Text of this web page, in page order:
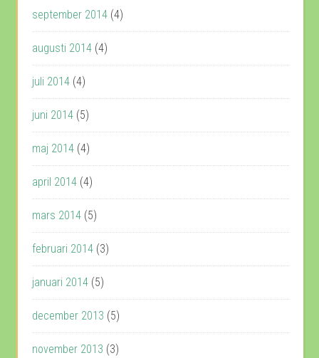
september 2014 (4)
augusti 2014 (4)
juli 2014 (4)
juni 2014 (5)
maj 2014 (4)
april 2014 (4)
mars 2014 (5)
februari 2014 (3)
januari 2014 (5)
december 2013 (5)
november 2013 (3)